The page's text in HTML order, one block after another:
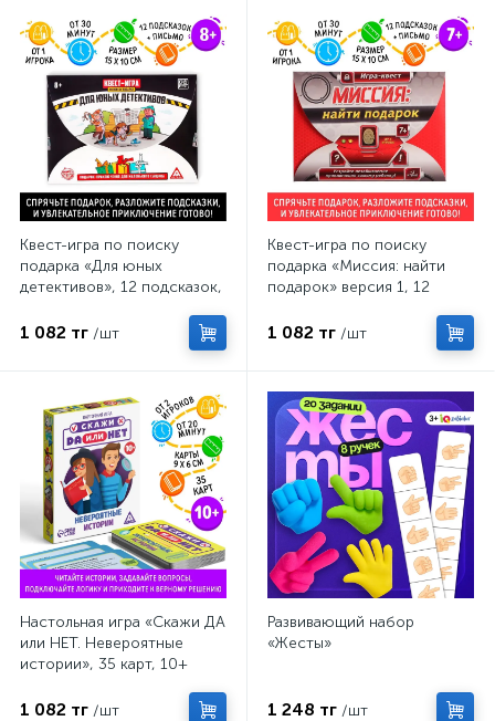
Квест-игра по поиску
подарка «Для юных
детективов», 12 подсказок,
1 082 тг /шт
Квест-игра по поиску
подарка «Миссия: найти
подарок» версия 1, 12
1 082 тг /шт
Настольная игра «Скажи ДА
или НЕТ. Невероятные
истории», 35 карт, 10+
1 082 тг /шт
Развивающий набор
«Жесты»
1 248 тг /шт